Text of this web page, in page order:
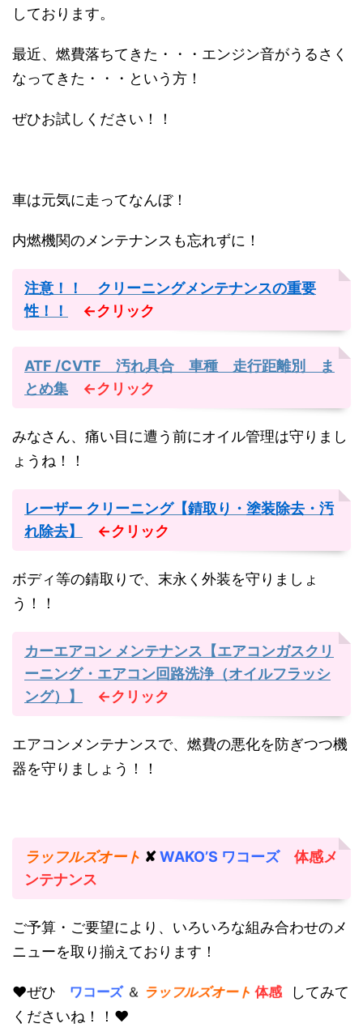
しております。
最近、燃費落ちてきた・・・エンジン音がうるさく
なってきた・・・という方！
ぜひお試しください！！
車は元気に走ってなんぼ！
内燃機関のメンテナンスも忘れずに！
注意！！ クリーニングメンテナンスの重要
性！！
←クリック
ATF /CVTF 汚れ具合 車種 走行距離別 ま
とめ集
←クリック
みなさん、痛い目に遭う前にオイル管理は守りまし
ょうね！！
レーザー クリーニング【錆取り・塗装除去・汚
れ除去】
←クリック
ボディ等の錆取りで、末永く外装を守りましょ
う！！
カーエアコン メンテナンス【エアコンガスクリ
ーニング・エアコン回路洗浄（オイルフラッシ
ング）】
←クリック
エアコンメンテナンスで、燃費の悪化を防ぎつつ機
器を守りましょう！！
ラッフルズオート ✘WAKO’S ワコーズ 体感メ
ンテナンス
ご予算・ご要望により、いろいろな組み合わせのメ
ニューを取り揃えております！
♥ぜひワコーズ＆ ラッフルズオート 体感してみて
くださいね！！♥